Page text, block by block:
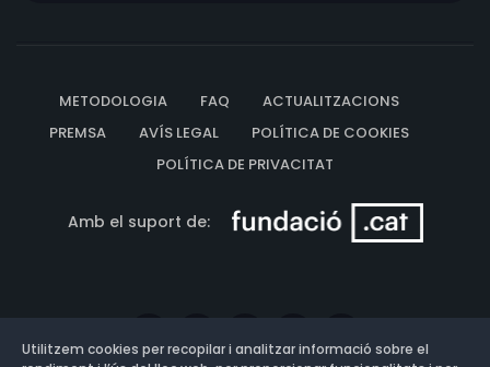
METODOLOGIA FAQ
ACTUALITZACIONS
PREMSA
AVÍS LEGAL
POLÍTICA DE COOKIES
POLÍTICA DE PRIVACITAT
Amb el suport de:
Utilitzem cookies per recopilar i analitzar informació sobre el